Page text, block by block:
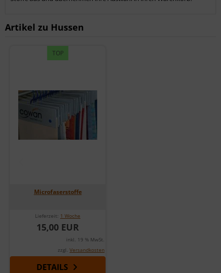
Artikel zu Hussen
TOP
Microfaserstoffe
Lieferzeit: 1 Woche
15,00 EUR
inkl. 19 % MwSt.
zzgl. Versandkosten
DETAILS